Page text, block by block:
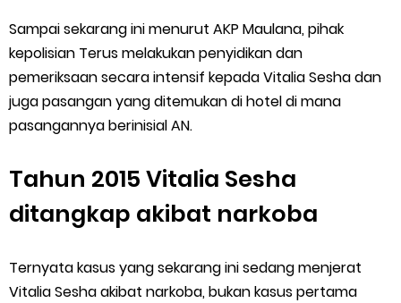
Sampai sekarang ini menurut AKP Maulana, pihak
kepolisian Terus melakukan penyidikan dan
pemeriksaan secara intensif kepada Vitalia Sesha dan
juga pasangan yang ditemukan di hotel di mana
pasangannya berinisial AN.
Tahun 2015 Vitalia Sesha
ditangkap akibat narkoba
Ternyata kasus yang sekarang ini sedang menjerat
Vitalia Sesha akibat narkoba, bukan kasus pertama